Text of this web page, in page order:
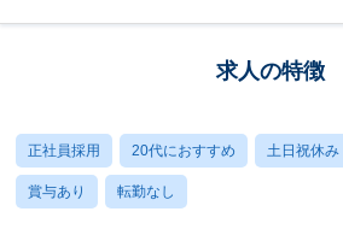
求人の特徴
正社員採用 20代におすすめ 土日祝休み
賞与あり 転勤なし